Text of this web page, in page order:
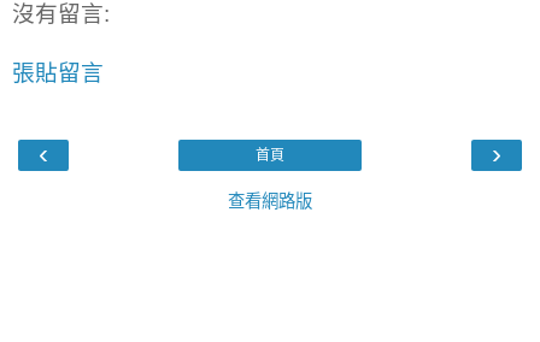
沒有留言:
張貼留言
‹ ›
首頁
查看網路版